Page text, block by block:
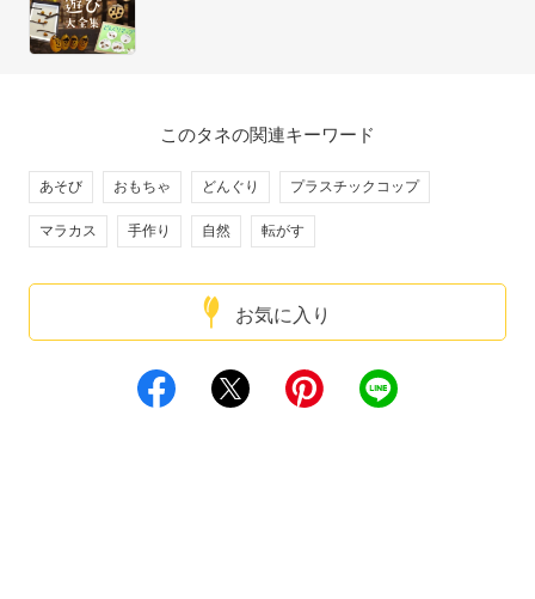
お気に入り
このタネの関連キーワード
あそび おもちゃ どんぐり プラスチックコップ
マラカス 手作り 自然 転がす